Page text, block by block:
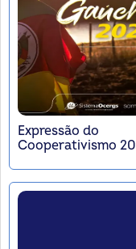
Expressão do
Cooperativismo